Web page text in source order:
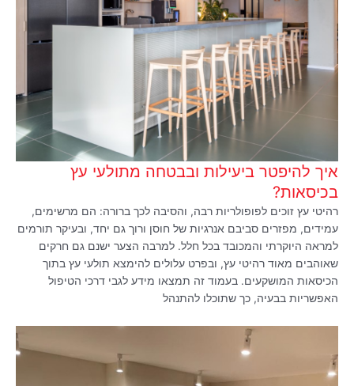
איך להיפטר ביעילות ובבטחה מתולעי עץ
בכיסאות?
רהיטי עץ זוכים לפופולריות רבה, והסיבה לכך ברורה: הם מרשימים,
עמידים, מפזרים סביבם אנרגיות של חוסן ורוך גם יחד, ובעיקר תורמים
למראה היוקרתי והמכובד בכל חלל. למרבה הצער ישנם גם חרקים
שאוהבים מאוד רהיטי עץ, ובפרט עלולים להימצא תולעי עץ בתוך
הכיסאות המושקעים. בעמוד זה תמצאו מידע לגבי דרכי הטיפול
האפשריות בבעיה, כך שתוכלו להתנהל